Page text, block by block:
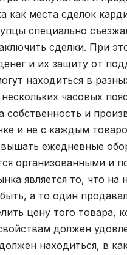
как места сделок
специально
сделки. При
и их защиту от
находиться в
часовых
и
и не с каждым
ежедневные
организованными и
является то, что на
а то один
цену того товара,
должен
находиться, в